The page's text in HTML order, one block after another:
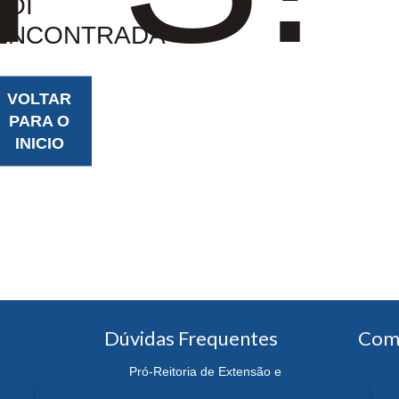
VOLTAR
PARA O
INICIO
Dúvidas Frequentes
Pró-Reitoria de Extensão e